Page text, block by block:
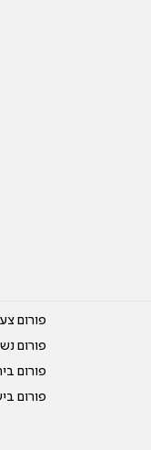
פורום
פורום
פורום
פורום